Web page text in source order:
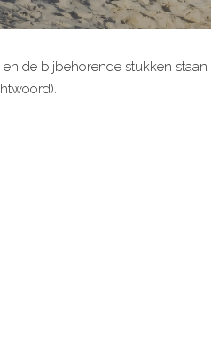
de bijbehorende stukken